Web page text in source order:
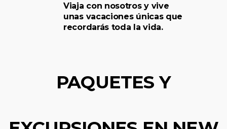
Viaja con nosotros y vive
unas vacaciones únicas que
recordarás toda la vida.
PAQUETES Y